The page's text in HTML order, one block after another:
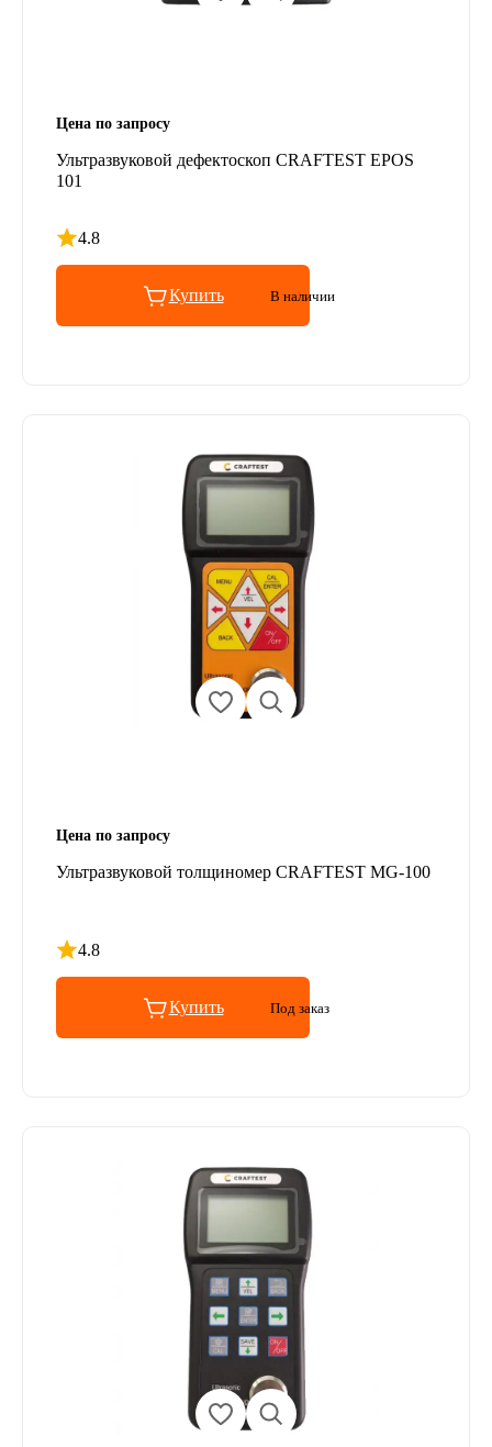
Цена по запросу
Ультразвуковой дефектоскоп CRAFTEST EPOS
101
4.8
Рейтинг 4.8 из 5
Купить В наличии
Цена по запросу
Ультразвуковой толщиномер CRAFTEST MG-100
4.8
Рейтинг 4.8 из 5
Купить Под заказ